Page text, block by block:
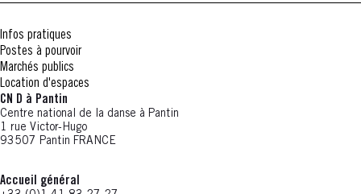
Infos pratiques
Postes à pourvoir
Marchés publics
Location d'espaces
CN D à Pantin
Centre national de la danse à Pantin
1 rue Victor-Hugo
93507 Pantin FRANCE
Accueil général